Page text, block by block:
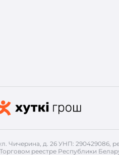
д. 26 УНП: 290429086,
реестре Республики